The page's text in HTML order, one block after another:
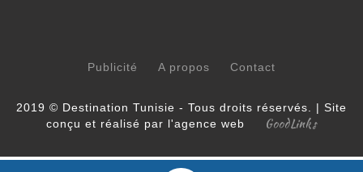
Publicité A propos Contact
2019 © Destination Tunisie - Tous droits réservés. | Site
conçu et réalisé par l'agence web
GoodLinks